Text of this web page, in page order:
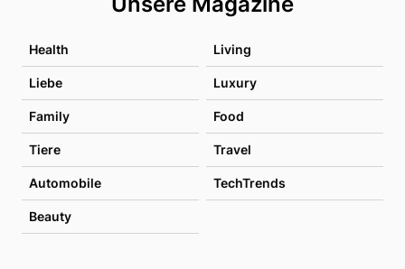
Health Living
Liebe Luxury
Family Food
Tiere Travel
Automobile TechTrends
Beauty